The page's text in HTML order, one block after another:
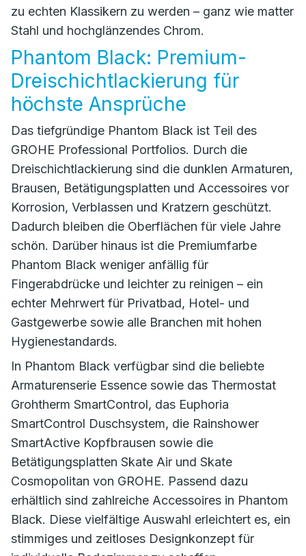
zu echten Klassikern zu werden – ganz wie matter
Stahl und hochglänzendes Chrom.
Phantom Black: Premium-
Dreischichtlackierung für
höchste Ansprüche
Das tiefgründige Phantom Black ist Teil des
GROHE Professional Portfolios. Durch die
Dreischichtlackierung sind die dunklen Armaturen,
Brausen, Betätigungsplatten und Accessoires vor
Korrosion, Verblassen und Kratzern geschützt.
Dadurch bleiben die Oberflächen für viele Jahre
schön. Darüber hinaus ist die Premiumfarbe
Phantom Black weniger anfällig für
Fingerabdrücke und leichter zu reinigen – ein
echter Mehrwert für Privatbad, Hotel- und
Gastgewerbe sowie alle Branchen mit hohen
Hygienestandards.
In Phantom Black verfügbar sind die beliebte
Armaturenserie Essence sowie das Thermostat
Grohtherm SmartControl, das Euphoria
SmartControl Duschsystem, die Rainshower
SmartActive Kopfbrausen sowie die
Betätigungsplatten Skate Air und Skate
Cosmopolitan von GROHE. Passend dazu
erhältlich sind zahlreiche Accessoires in Phantom
Black. Diese vielfältige Auswahl erleichtert es, ein
stimmiges und zeitloses Designkonzept für